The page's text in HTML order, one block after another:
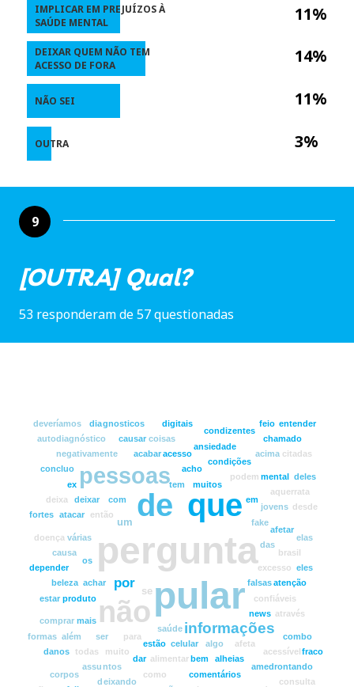
11%
14%
11%
3%
IMPLICAR EM PREJUÍZOS À
SAÚDE MENTAL
DEIXAR QUEM NÃO TEM
ACESSO DE FORA
NÃO SEI
OUTRA
9
[OUTRA] Qual?
53 responderam de 57 questionadas
pergunta
pular
de que
não
pessoas
informações
por
se
um
com
muitos
podem
saúde
tem
em
então
fake
falsas
news
para
ser
achar
acho
afeta
algo
celular
condições
confiáveis
das
deixar
estão
excesso
jovens
mais
mental
muito
negativamente
os
produto
todas
várias
acabaracesso
acessível
acima
afetar
alheias
alimentar
além
amedrontando
ansiedade
aquerrata
assuntos
atacar
atenção
através
autodiagnóstico
beleza
bem
brasil
causa
causar chamado
citadas
coisas
combo
comentários
como
comprar
concluo
condizentes
consulta
corpos
danos
dar
deixa
deixando
deles
depender
desde
deveríamos diagnosticos digitais
doença elas
eles
entender
estar
ex
feio
formas
fortes
fraco